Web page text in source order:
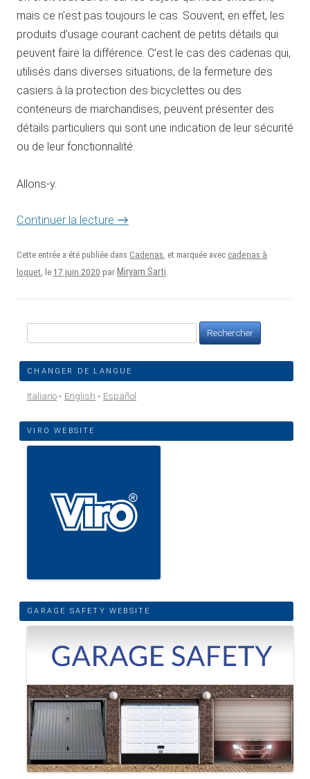
mais ce n’est pas toujours le cas. Souvent, en effet, les
produits d’usage courant cachent de petits détails qui
peuvent faire la différence. C’est le cas des cadenas qui,
utilisés dans diverses situations, de la fermeture des
casiers à la protection des bicyclettes ou des
conteneurs de marchandises, peuvent présenter des
détails particuliers qui sont une indication de leur sécurité
ou de leur fonctionnalité.
Allons-y.
Continuer la lecture →
Cette entrée a été publiée dans Cadenas, et marquée avec cadenas à
loquet, le 17 juin 2020 par Miryam Sarti.
CHANGER DE LANGUE
Italiano English Español
VIRO WEBSITE
GARAGE SAFETY WEBSITE